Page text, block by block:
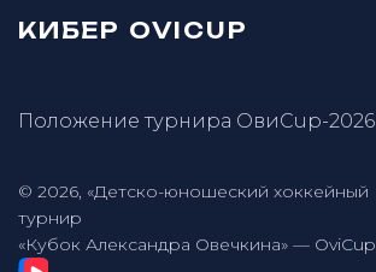
КИБЕР OVICUP
Положение турнира ОвиCup-2026
© 2026, «Детско-юношеский хоккейный
турнир
«Кубок Александра Овечкина» — OviCup